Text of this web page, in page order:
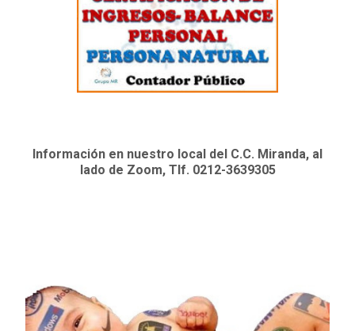
Información en nuestro local del C.C. Miranda, al
lado de Zoom, Tlf. 0212-3639305